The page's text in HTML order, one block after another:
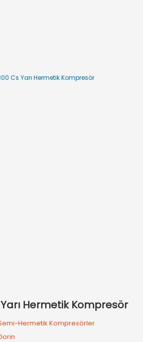
Hermetik Kompresör
Hermetik Kompresörler